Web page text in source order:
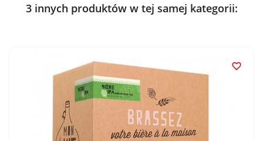
3 innych produktów w tej samej kategorii:
